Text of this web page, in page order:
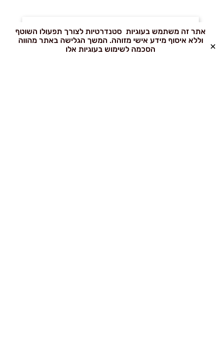
אתר זה משתמש בעוגיות סטנדרטיות לצורך תפעולו השוטף
וללא איסוף מידע אישי מזוהה. המשך הגלישה באתר מהווה
הסכמה לשימוש בעוגיות אלו
✕ שילוב רכיבי נגישות
מבוססי AI